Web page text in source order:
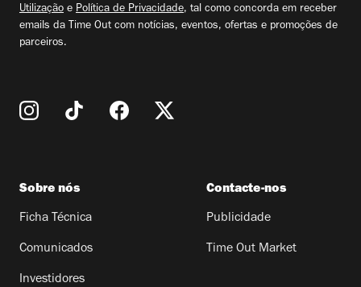
Utilização e Política de Privacidade, tal como concorda em receber
emails da Time Out com notícias, eventos, ofertas e promoções de
parceiros.
Sobre nós
Ficha Técnica
Comunicados
Investidores
Contacte-nos
Publicidade
Time Out Market